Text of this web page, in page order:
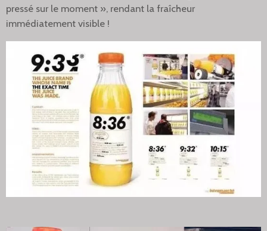
pressé sur le moment », rendant la fraîcheur
immédiatement visible !